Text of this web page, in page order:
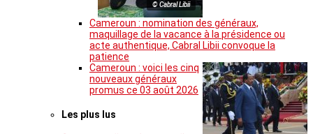
© Cabral Libii
Cameroun : nomination des généraux,
maquillage de la vacance à la présidence ou
acte authentique, Cabral Libii convoque la
patience
Cameroun : voici les cinq
nouveaux généraux
promus ce 03 août 2026
Les plus lus